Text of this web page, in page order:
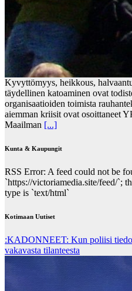
Kyvyttömyys, heikkous,
täydellinen katoaminen ovat
organisaatioiden toimista
aiemman kriisit ovat osoittaneet
Maailman [...]
Kunta & Kaupungit
RSS Error: A feed could not be
`https://victoriamedia.site/feed/`;
type is `text/html`
Kotimaan Uutiset
:KADONNEET: Kun poliisi
vakavasta tilanteesta